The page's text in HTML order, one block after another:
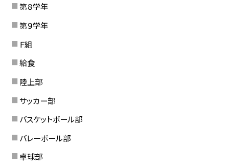
第８学年
第９学年
Ｆ組
給食
陸上部
サッカー部
バスケットボール部
バレーボール部
卓球部